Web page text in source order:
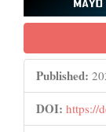
Published:
DOI: https://